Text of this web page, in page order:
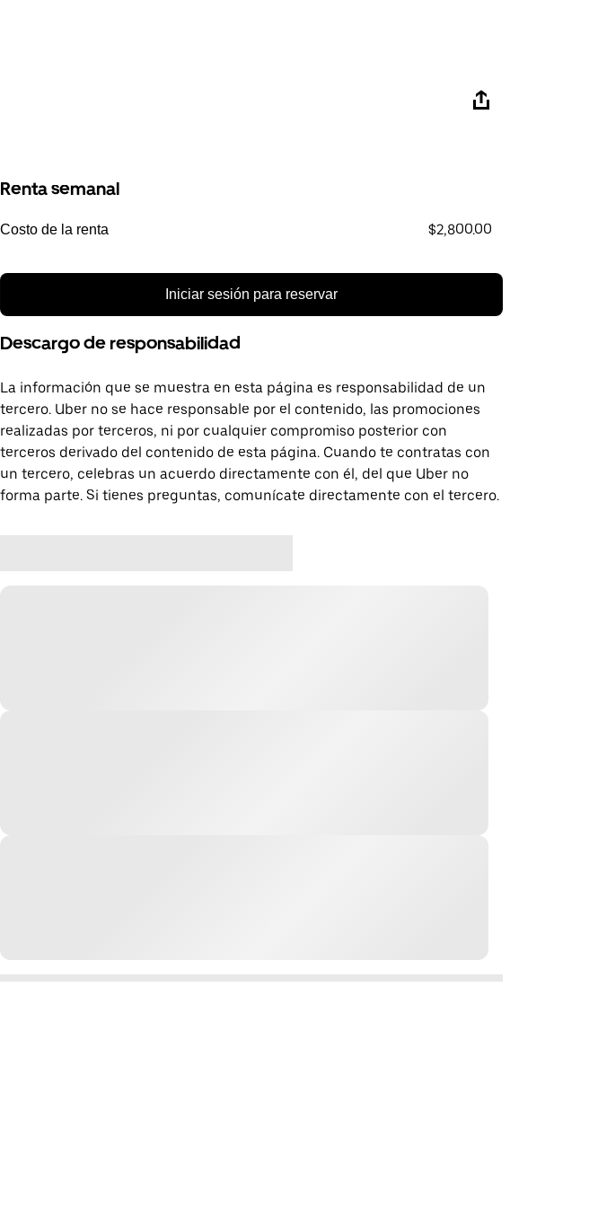
Renta semanal
Costo de la renta $2,800.00
Iniciar sesión para reservar
Descargo de responsabilidad
La información que se muestra en esta página es responsabilidad de un
tercero. Uber no se hace responsable por el contenido, las promociones
realizadas por terceros, ni por cualquier compromiso posterior con
terceros derivado del contenido de esta página. Cuando te contratas con
un tercero, celebras un acuerdo directamente con él, del que Uber no
forma parte. Si tienes preguntas, comunícate directamente con el tercero.